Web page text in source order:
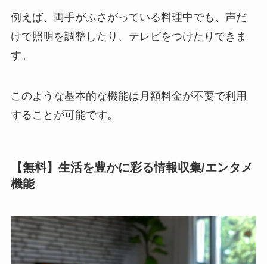
例えば、両手がふさがっている料理中でも、声だ
けで照明を調整したり、テレビをつけたりできま
す。
このような基本的な機能は月額料金が不要で利用
することが可能です。
【無料】生活を豊かに彩る情報収集/エンタメ
機能